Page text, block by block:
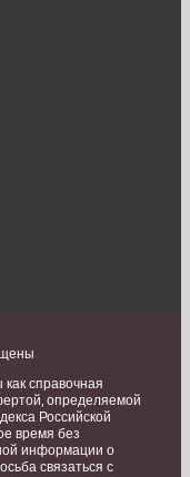
справочная
определяемой
Российской
время без
информации о
связаться с